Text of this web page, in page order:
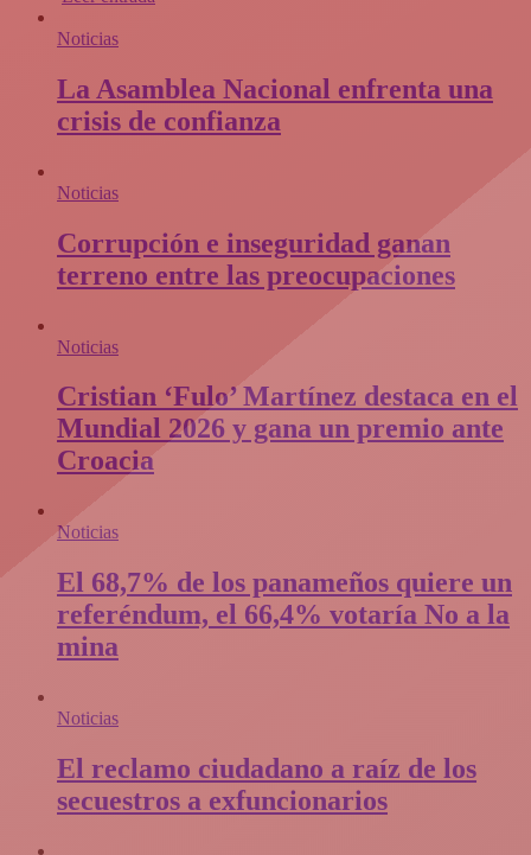
Noticias
La Asamblea Nacional enfrenta una
crisis de confianza​
Noticias
Corrupción e inseguridad ganan
terreno entre las preocupaciones
Noticias
Cristian ‘Fulo’ Martínez destaca en el
Mundial 2026 y gana un premio ante
Croacia
Noticias
El 68,7% de los panameños quiere un
referéndum, el 66,4% votaría No a la
mina
Noticias
El reclamo ciudadano a raíz de los
secuestros a exfuncionarios